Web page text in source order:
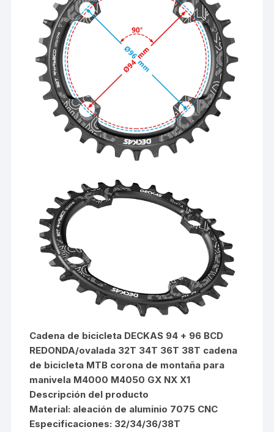
Cadena de bicicleta DECKAS 94 + 96 BCD
REDONDA/ovalada 32T 34T 36T 38T cadena
de bicicleta MTB corona de montaña para
manivela M4000 M4050 GX NX X1
Descripción del producto
Material: aleación de aluminio 7075 CNC
Especificaciones: 32/34/36/38T